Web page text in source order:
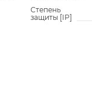
Степень
защиты [IP]